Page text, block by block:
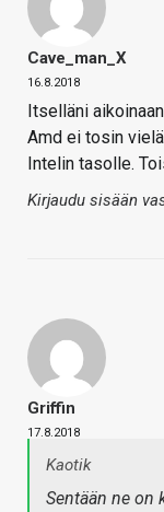
Cave_man_X
16.8.2018
Itselläni
Amd ei tosin
Intelin tasolle.
Kirjaudu sisään
Griffin
17.8.2018
Kaotik
Sentään ne on